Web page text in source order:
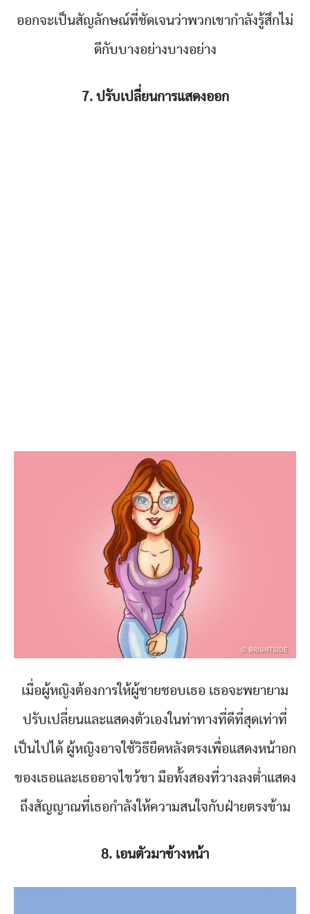
ออกจะเป็นสัญลักษณ์ที่ชัดเจนว่าพวกเขากำลังรู้สึกไม่
ดีกับบางอย่างบางอย่าง
7. ปรับเปลี่ยนการแสดงออก
เมื่อผู้หญิงต้องการให้ผู้ชายชอบเธอ เธอจะพยายาม
ปรับเปลี่ยนและแสดงตัวเองในท่าทางที่ดีที่สุดเท่าที่
เป็นไปได้ ผู้หญิงอาจใช้วิธียืดหลังตรงเพื่อแสดงหน้าอก
ของเธอและเธออาจไขว้ขา มือทั้งสองที่วางลงต่ำแสดง
ถึงสัญญาณที่เธอกำลังให้ความสนใจกับฝ่ายตรงข้าม
8. เอนตัวมาข้างหน้า